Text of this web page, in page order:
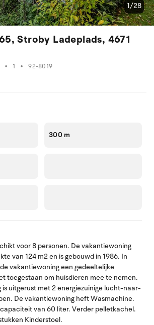
Stroby Ladeplads, 4671
• 1 • 92-8019
1/28
300 m
voor 8 personen. De vakantiewoning
van 124 m2 en is gebouwd in 1986. In
vakantiewoning een gedeeltelijke
toegestaan om huisdieren mee te nemen.
uitgerust met 2 energiezuinige lucht-naar-
De vakantiewoning heft Wasmachine.
van 60 liter. Verder pelletkachel.
Kinderstoel.